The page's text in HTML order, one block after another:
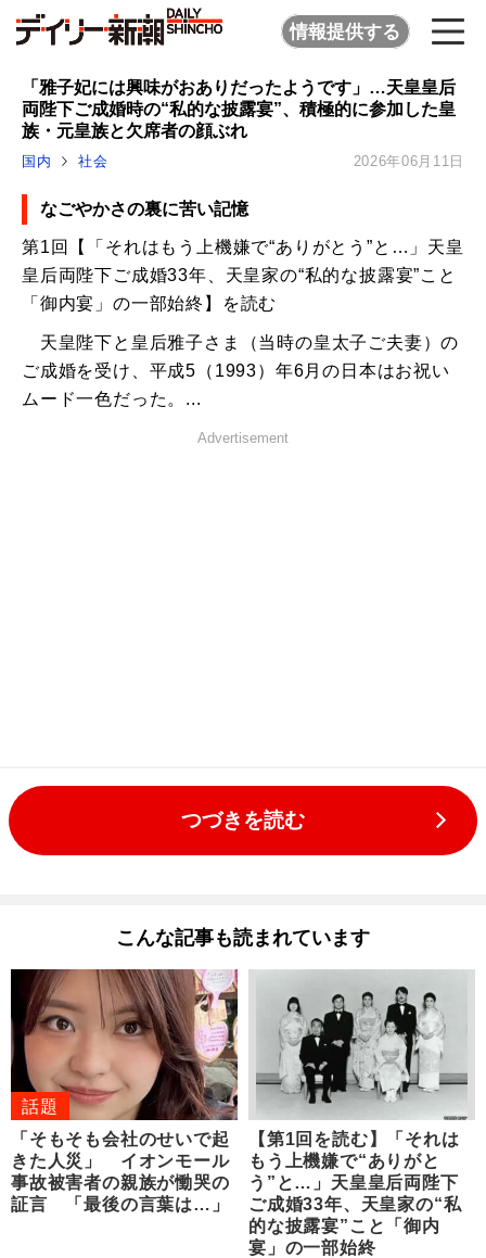
情報提供する
「雅子妃には興味がおありだったようです」…天皇皇后
両陛下ご成婚時の“私的な披露宴”、積極的に参加した皇
族・元皇族と欠席者の顔ぶれ
国内 社会 2026年06月11日
なごやかさの裏に苦い記憶
第1回【「それはもう上機嫌で“ありがとう”と…」天皇
皇后両陛下ご成婚33年、天皇家の“私的な披露宴”こと
「御内宴」の一部始終】を読む
天皇陛下と皇后雅子さま（当時の皇太子ご夫妻）の
ご成婚を受け、平成5（1993）年6月の日本はお祝い
ムード一色だった。...
Advertisement
つづきを読む
こんな記事も読まれています
話題
「そもそも会社のせいで起
きた人災」 イオンモール
事故被害者の親族が慟哭の
証言 「最後の言葉は…」
【第1回を読む】「それは
もう上機嫌で“ありがと
う”と…」天皇皇后両陛下
ご成婚33年、天皇家の“私
的な披露宴”こと「御内
宴」の一部始終